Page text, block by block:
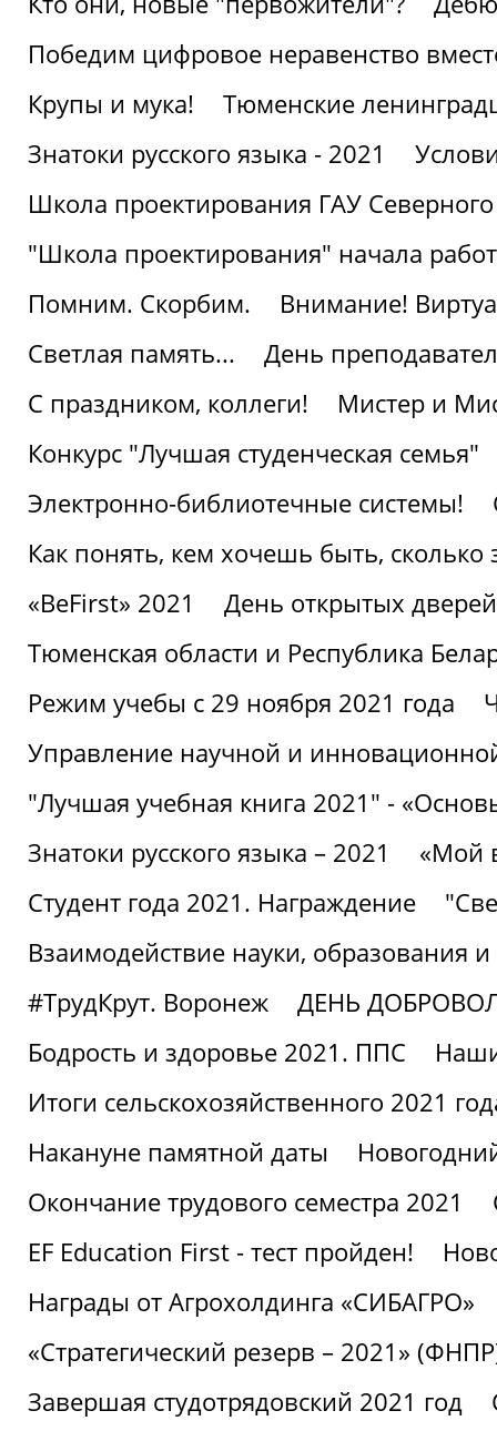
Победим цифровое неравенство
Крупы и мука!
Тюменские
Знатоки русского языка - 2021
Школа проектирования ГАУ
"Школа проектирования" начала
Помним. Скорбим.
Внимание!
Светлая память...
День
С праздником, коллеги!
Мистер и
Конкурс "Лучшая студенческая семья"
Электронно-библиотечные системы!
Как понять, кем хочешь быть, сколько
«BeFirst» 2021
День открытых
Тюменская области и Республика
Режим учебы с 29 ноября 2021 года
Управление научной и
"Лучшая учебная книга 2021" -
Знатоки русского языка – 2021
«Мой
Студент года 2021. Награждение
Взаимодействие науки, образования и
#ТрудКрут. Воронеж
ДЕНЬ
Бодрость и здоровье 2021. ППС
Итоги сельскохозяйственного 2021
Накануне памятной даты
Окончание трудового семестра 2021
EF Education First - тест пройден!
Награды от Агрохолдинга «СИБАГРО»
«Стратегический резерв – 2021»
Завершая студотрядовский 2021 год